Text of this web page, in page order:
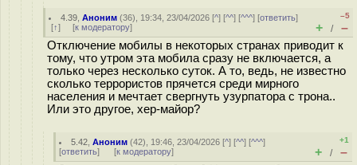
4.39 ,Аноним (36), 19:34, 23/04/2026 [^] [^^] [^^^] [ответить]
[↑] [к модератору]
–5
+ / –
Отключение мобилы в некоторых странах приводит к
тому, что утром эта мобила сразу не включается, а
только через несколько суток. А то, ведь, не известно
сколько террористов прячется среди мирного
населения и мечтает свергнуть узурпатора с трона..
Или это другое, xep-майор?
5.42 ,Аноним (42), 19:46, 23/04/2026 [^] [^^] [^^^]
[ответить] [к модератору]
+1
+ / –